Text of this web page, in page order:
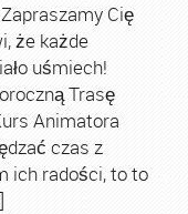
Cię
że każde
uśmiech!
Trasę
Animatora
czas z
ich radości, to to